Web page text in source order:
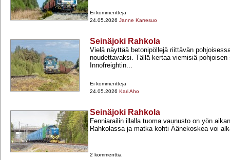
Ei kommentteja
24.05.2026 Janne Karresuo
Seinäjoki Rahkola
Vielä näyttää betonipöllejä riittävän
noudettavaksi. Tällä kertaa viemisiä
Innofreightin...
Ei kommentteja
24.05.2026 Kari Aho
Seinäjoki Rahkola
Fenniarailin illalla tuoma vaunusto on yön
Rahkolassa ja matka kohti Äänekoskea voi
2 kommenttia